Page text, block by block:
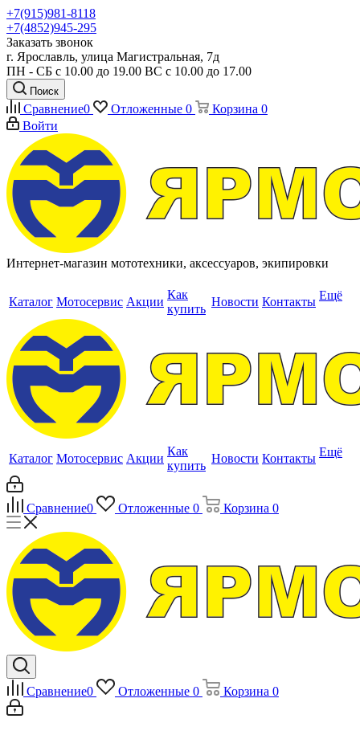
+7(915)981-8118
+7(4852)945-295
Заказать звонок
г. Ярославль, улица Магистральная, 7д
ПН - СБ с 10.00 до 19.00 ВС с 10.00 до 17.00
Поиск
Сравнение0 Отложенные 0 Корзина 0
Войти
Интернет-магазин мототехники, аксессуаров, экипировки
Каталог Мотосервис Акции
Как
купить
Новости Контакты Ещё
Каталог Мотосервис Акции
Как
купить
Новости Контакты Ещё
Сравнение0 Отложенные 0 Корзина 0
Сравнение0 Отложенные 0 Корзина 0